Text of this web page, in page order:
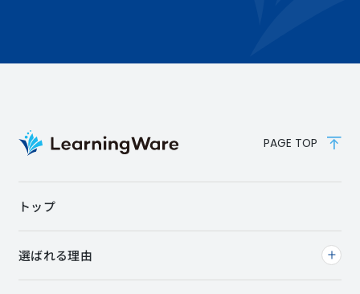
PAGE TOP
トップ
選ばれる理由